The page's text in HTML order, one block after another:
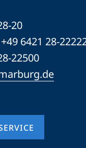
20
6421 28-
22500